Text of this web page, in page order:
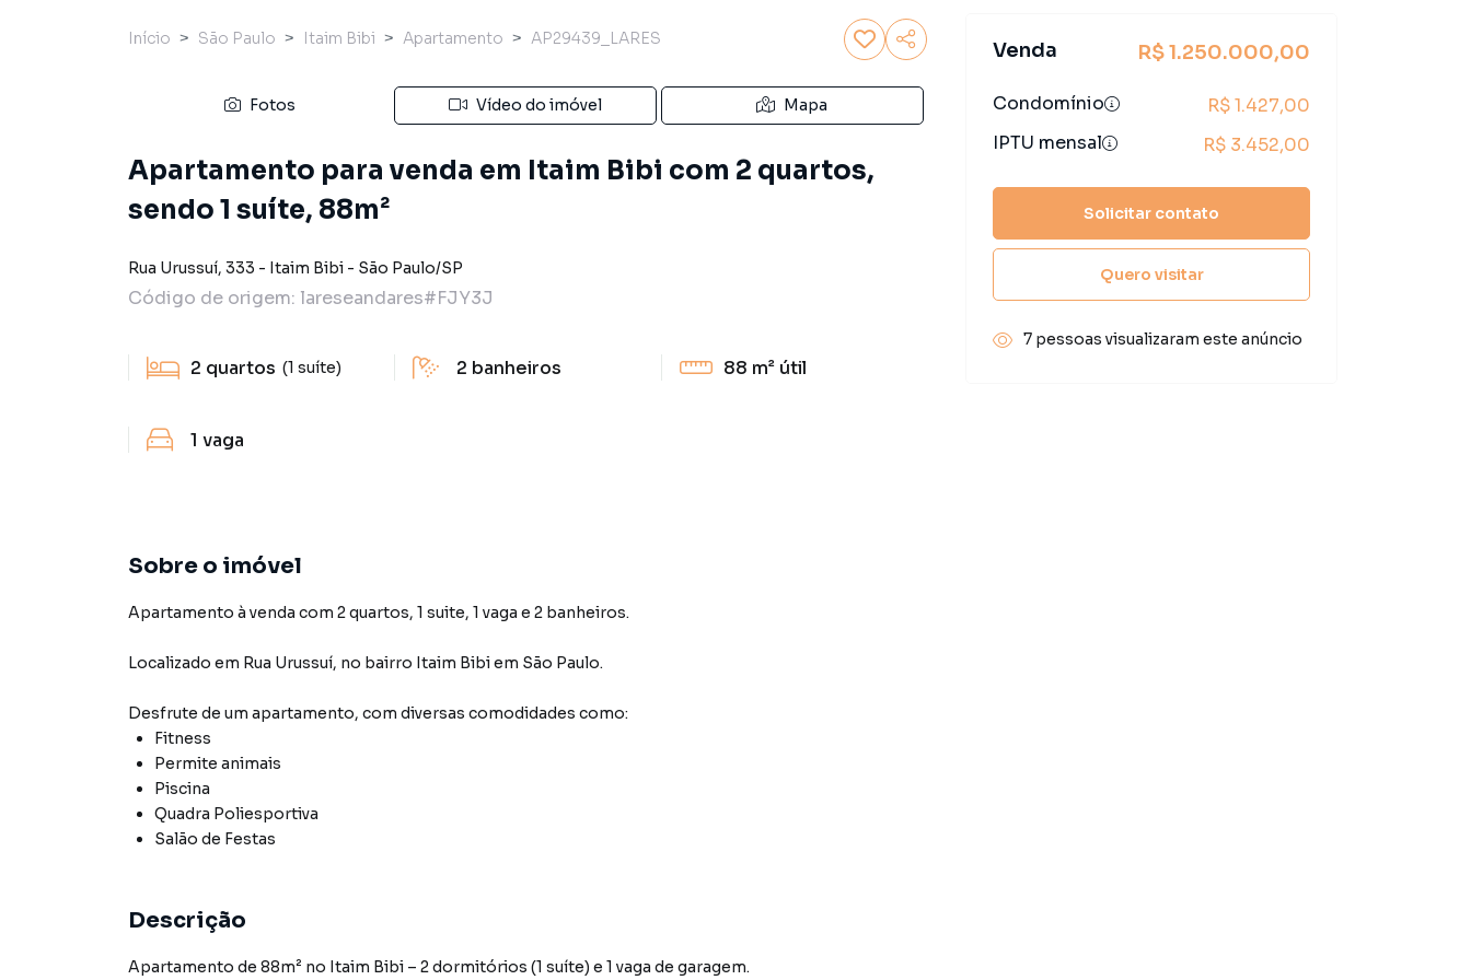
Início São Paulo Itaim Bibi Apartamento AP29439_LARES
Fotos Vídeo do imóvel Mapa
Apartamento para venda em Itaim Bibi com 2 quartos,
sendo 1 suíte, 88m²
Rua Urussuí, 333 - Itaim Bibi - São Paulo/SP
Código de origem: lareseandares#FJY3J
2 quartos (1 suíte) 2 banheiros 88 m² útil
1 vaga
Sobre o imóvel
Apartamento à venda com 2 quartos, 1 suite, 1 vaga e 2 banheiros.
Localizado em Rua Urussuí, no bairro Itaim Bibiem São Paulo.
Desfrute de um apartamento, com diversas comodidades como:
Fitness
Permite animais
Piscina
Quadra Poliesportiva
Salão de Festas
Descrição
Apartamento de 88m² no Itaim Bibi – 2 dormitórios (1 suíte) e 1 vaga de garagem.
Venda R$ 1.250.000,00
Condomínio
R$ 1.427,00
IPTU mensal
R$ 3.452,00
Solicitar contato
Quero visitar
7 pessoas visualizaram este anúncio